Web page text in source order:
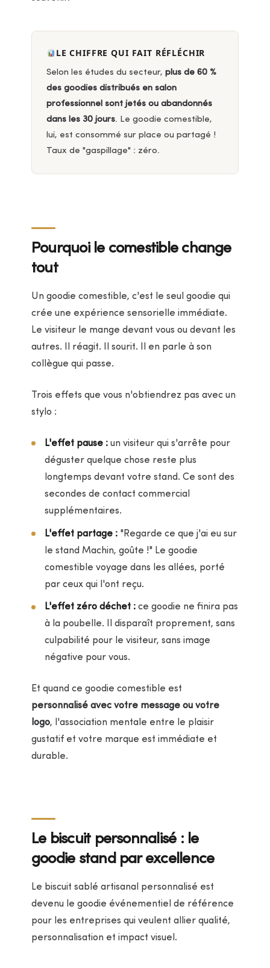
LE CHIFFRE QUI FAIT RÉFLÉCHIR
Selon les études du secteur, plus de 60 %
des goodies distribués en salon
professionnel sont jetés ou abandonnés
dans les 30 jours. Le goodie comestible,
lui, est consommé sur place ou partagé !
Taux de "gaspillage" : zéro.
Pourquoi le comestible change
tout
Un goodie comestible, c'est le seul goodie qui
crée une expérience sensorielle immédiate.
Le visiteur le mange devant vous ou devant les
autres. Il réagit. Il sourit. Il en parle à son
collègue qui passe.
Trois effets que vous n'obtiendrez pas avec un
stylo :
L'effet pause : un visiteur qui s'arrête pour
déguster quelque chose reste plus
longtemps devant votre stand. Ce sont des
secondes de contact commercial
supplémentaires.
L'effet partage : "Regarde ce que j'ai eu sur
le stand Machin, goûte !" Le goodie
comestible voyage dans les allées, porté
par ceux qui l'ont reçu.
L'effet zéro déchet : ce goodie ne finira pas
à la poubelle. Il disparaît proprement, sans
culpabilité pour le visiteur, sans image
négative pour vous.
Et quand ce goodie comestible est
personnalisé avec votre message ou votre
logo, l'association mentale entre le plaisir
gustatif et votre marque est immédiate et
durable.
Le biscuit personnalisé : le
goodie stand par excellence
Le biscuit sablé artisanal personnalisé est
devenu le goodie événementiel de référence
pour les entreprises qui veulent allier qualité,
personnalisation et impact visuel.